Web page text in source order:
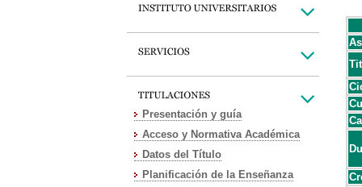
Presentación y guía
Acceso y Normativa Académica
Datos del Título
Planificación de la Enseñanza